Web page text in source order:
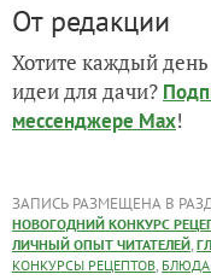
От редакции
Хотите каждый
идеи для дачи?
мессенджере Max!
ЗАПИСЬ РАЗМЕЩЕНА В
НОВОГОДНИЙ КОНКУРС
ЛИЧНЫЙ ОПЫТ ЧИТАТЕЛЕЙ,
КОНКУРСЫ РЕЦЕПТОВ,